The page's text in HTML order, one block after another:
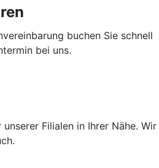
buchen Sie schnell
bei uns.
unserer Filialen in Ihrer Nähe. Wir